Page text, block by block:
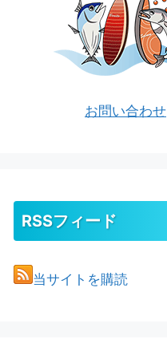
お問い合わせ
RSSフィード
当サイトを購読